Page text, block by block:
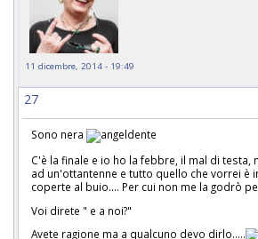
11 dicembre, 2014 - 19:49
27
Sono nera
C'è la finale e io ho la febbre, il mal di testa,
ad un'ottantenne e tutto quello che vorrei è
coperte al buio.... Per cui non me la godrò
Voi direte " e a noi?"
Avete ragione ma a qualcuno devo dirlo.....